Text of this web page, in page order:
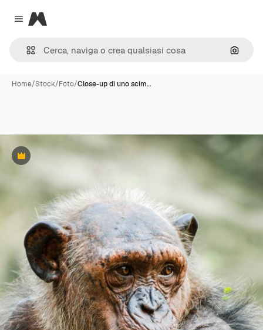
Close menu
Magnific
Cerca
Home/Stock/Foto/Close-up di uno scim…
Premium